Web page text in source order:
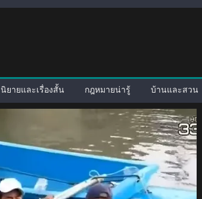
นิยายและเรื่องสั้น กฎหมายน่ารู้ บ้านและสวน